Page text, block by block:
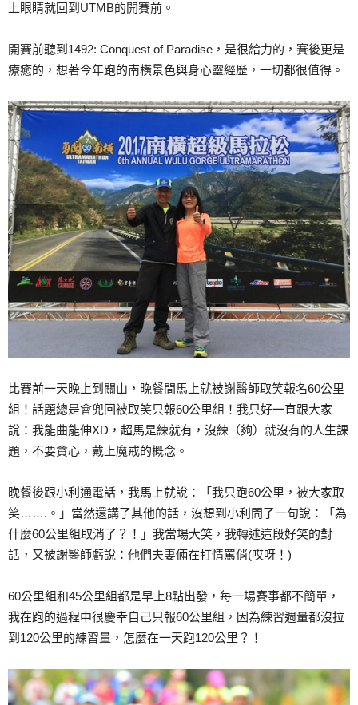
上眼睛就回到UTMB的開賽前。
開賽前聽到1492: Conquest of Paradise，是很給力的，賽後更是
療癒的，想著今年跑的南橫景色與身心靈經歷，一切都很值得。
比賽前一天晚上到關山，晚餐間馬上就被謝醫師取笑報名60公里
組！話題總是會兜回被取笑只報60公里組！我只好一直跟大家
說：我能曲能伸XD，超馬是練就有，沒練（夠）就沒有的人生課
題，不要貪心，戴上魔戒的概念。
晚餐後跟小利通電話，我馬上就說：「我只跑60公里，被大家取
笑…….。」當然還講了其他的話，沒想到小利問了一句說：「為
什麼60公里組取消了？！」我當場大笑，我轉述這段好笑的對
話，又被謝醫師虧說：他們夫妻倆在打情罵俏(哎呀！)
60公里組和45公里組都是早上8點出發，每一場賽事都不簡單，
我在跑的過程中很慶幸自己只報60公里組，因為練習週量都沒拉
到120公里的練習量，怎麼在一天跑120公里？！